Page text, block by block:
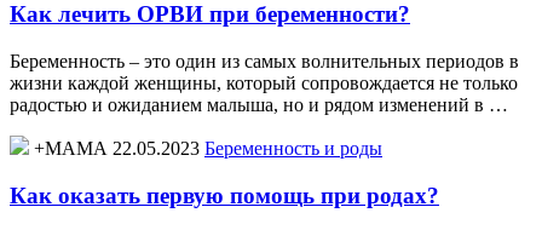
Как лечить ОРВИ при беременности?
Беременность – это один из самых волнительных периодов в
жизни каждой женщины, который сопровождается не только
радостью и ожиданием малыша, но и рядом изменений в …
+МАМА 22.05.2023 Беременность и роды
Как оказать первую помощь при родах?